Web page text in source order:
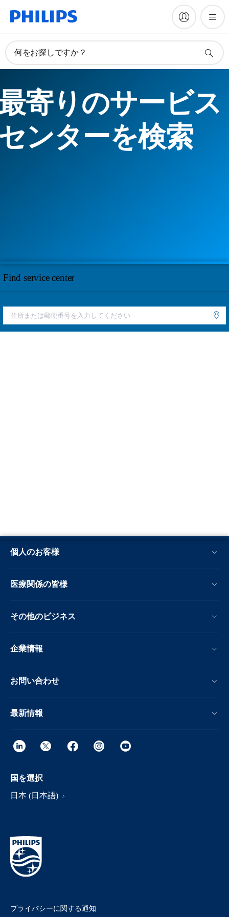
何をお探しですか？
寄りのサービス
ンターを検索
Find service center
個人のお客様
医療関係の皆様
その他のビジネス
企業情報
お問い合わせ
最新情報
国を選択
日本 (日本語)
プライバシーに関する通知